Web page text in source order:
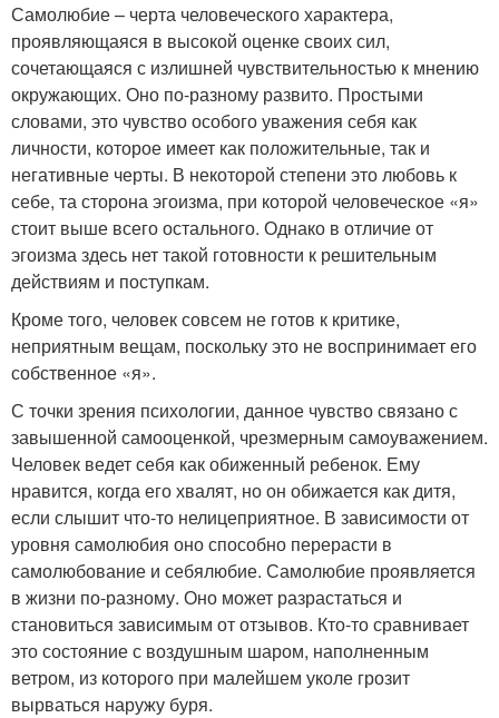
Самолюбие – черта человеческого характера,
проявляющаяся в высокой оценке своих сил,
сочетающаяся с излишней чувствительностью к мнению
окружающих. Оно по-разному развито. Простыми
словами, это чувство особого уважения себя как
личности, которое имеет как положительные, так и
негативные черты. В некоторой степени это любовь к
себе, та сторона эгоизма, при которой человеческое «я»
стоит выше всего остального. Однако в отличие от
эгоизма здесь нет такой готовности к решительным
действиям и поступкам.
Кроме того, человек совсем не готов к критике,
неприятным вещам, поскольку это не воспринимает его
собственное «я».
С точки зрения психологии, данное чувство связано с
завышенной самооценкой, чрезмерным самоуважением.
Человек ведет себя как обиженный ребенок. Ему
нравится, когда его хвалят, но он обижается как дитя,
если слышит что-то нелицеприятное. В зависимости от
уровня самолюбия оно способно перерасти в
самолюбование и себялюбие. Самолюбие проявляется
в жизни по-разному. Оно может разрастаться и
становиться зависимым от отзывов. Кто-то сравнивает
это состояние с воздушным шаром, наполненным
ветром, из которого при малейшем уколе грозит
вырваться наружу буря.